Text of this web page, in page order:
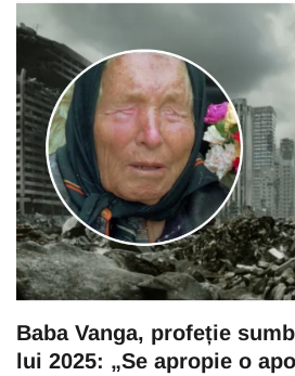
Baba Vanga, profeție
lui 2025: „Se apropie o